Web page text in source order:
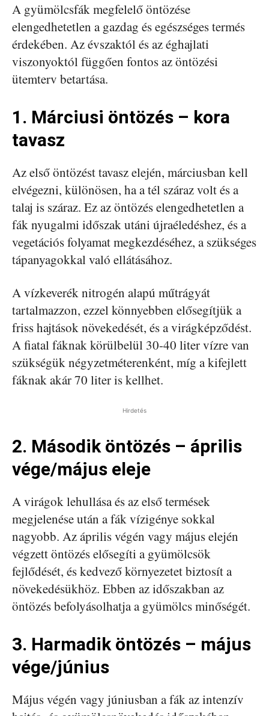
A gyümölcsfák megfelelő öntözése
elengedhetetlen a gazdag és egészséges termés
érdekében. Az évszaktól és az éghajlati
viszonyoktól függően fontos az öntözési
ütemterv betartása.
1. Márciusi öntözés – kora
tavasz
Az első öntözést tavasz elején, márciusban kell
elvégezni, különösen, ha a tél száraz volt és a
talaj is száraz. Ez az öntözés elengedhetetlen a
fák nyugalmi időszak utáni újraéledéshez, és a
vegetációs folyamat megkezdéséhez, a szükséges
tápanyagokkal való ellátásához.
A vízkeverék nitrogén alapú műtrágyát
tartalmazzon, ezzel könnyebben elősegítjük a
friss hajtások növekedését, és a virágképződést.
A fiatal fáknak körülbelül 30-40 liter vízre van
szükségük négyzetméterenként, míg a kifejlett
fáknak akár 70 liter is kellhet.
Hirdetés
2. Második öntözés – április
vége/május eleje
A virágok lehullása és az első termések
megjelenése után a fák vízigénye sokkal
nagyobb. Az április végén vagy május elején
végzett öntözés elősegíti a gyümölcsök
fejlődését, és kedvező környezetet biztosít a
növekedésükhöz. Ebben az időszakban az
öntözés befolyásolhatja a gyümölcs minőségét.
3. Harmadik öntözés – május
vége/június
Május végén vagy júniusban a fák az intenzív